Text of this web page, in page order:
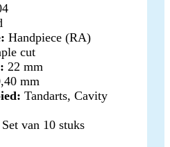
Handpiece (RA)
cut
22 mm
mm
Tandarts, Cavity
Set van 10 stuks